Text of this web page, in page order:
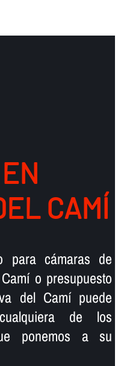
CAMÍ
para cámaras de
o presupuesto
del Camí puede
de los
ponemos a su